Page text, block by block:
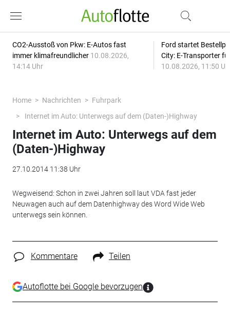
CO2-Ausstoß von Pkw: E-Autos fast
immer klimafreundlicher 10.08.2026,
14:14 Uhr
Ford startet
City: E-Transporter
10.08.2026, 11:50
Home Nachrichten
Fuhrpark
Internet im Auto: Unterwegs auf dem (Daten-)Highway
Internet im Auto: Unterwegs auf dem
(Daten-)Highway
27.10.2014 11:38 Uhr
Wegweisend: Schon in zwei Jahren soll laut VDA fast jeder
Neuwagen auch auf dem Datenhighway des Word Wide Web
unterwegs sein können.
Kommentare Teilen
Autoflotte bei Google bevorzugen